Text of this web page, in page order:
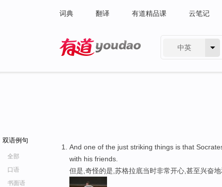
词典 翻译 有道精品课 云笔记
中英
双语例句
全部
口语
书面语
And one of the just striking things is that
with his friends.
但是,奇怪的是,苏格拉底当时非常开心,甚至兴奋